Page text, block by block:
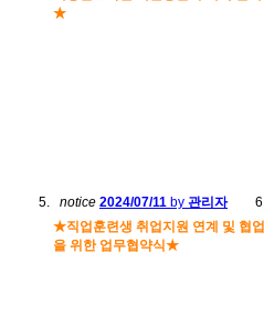
★
notice 2024/07/11 by 관리자
★직업훈련생 취업지원 연계 및 협업
을 위한 업무협약식★